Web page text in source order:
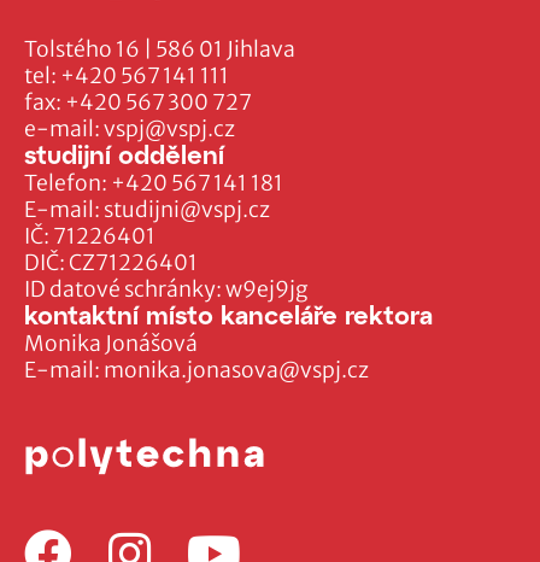
Tolstého 16 | 586 01 Jihlava
tel: +420 567 141 111
fax: +420 567 300 727
e-mail:vspj@vspj.cz
IČ: 71226401
DIČ: CZ71226401
ID datové schránky: w9ej9jg
studijní oddělení
Telefon: +420 567 141 181
E-mail: studijni@vspj.cz
kontaktní místo kanceláře rektora
Monika Jonášová
E-mail: monika.jonasova@vspj.cz